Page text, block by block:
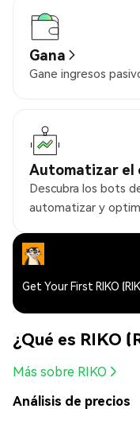
Gana
Gane ingresos
Automatizar el
Descubra los bots
automatizar y
Get Your First RIKO
¿Qué es RIKO
Más sobre RIKO
Análisis de precios